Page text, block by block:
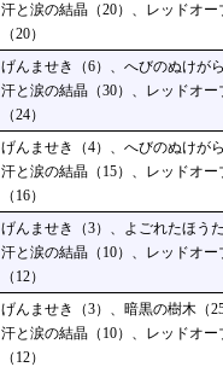
汗と涙の結晶（20）、レッドオ
（20）
げんませき（6）、へびのぬけが
汗と涙の結晶（30）、レッドオ
（24）
げんませき（4）、へびのぬけが
汗と涙の結晶（15）、レッドオ
（16）
げんませき（3）、よごれたほう
汗と涙の結晶（10）、レッドオ
（12）
げんませき（3）、暗黒の樹木（
汗と涙の結晶（10）、レッドオ
（12）